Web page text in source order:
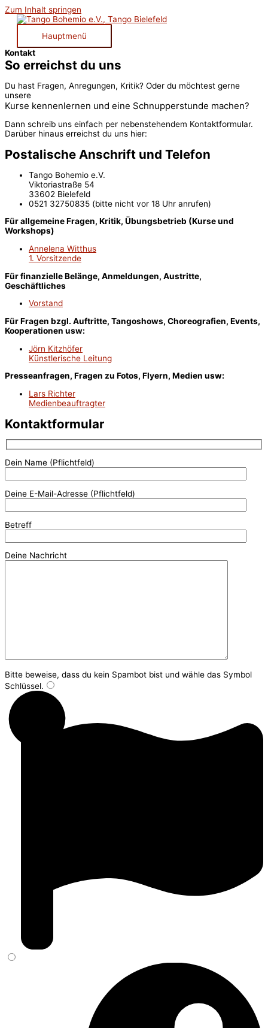
Zum Inhalt springen
Hauptmenü
Kontakt
So erreichst du uns
Du hast Fragen, Anregungen, Kritik? Oder du möchtest gerne
unsere
Kurse kennenlernen und eine Schnupperstunde machen?
Dann schreib uns einfach per nebenstehendem Kontaktformular.
Darüber hinaus erreichst du uns hier:
Postalische Anschrift und Telefon
Tango Bohemio e.V.
Viktoriastraße 54
33602 Bielefeld
0521 32750835 (bitte nicht vor 18 Uhr anrufen)
Für allgemeine Fragen, Kritik, Übungsbetrieb (Kurse und
Workshops)
Annelena Witthus
1. Vorsitzende
Für finanzielle Belänge, Anmeldungen, Austritte,
Geschäftliches
Vorstand
Für Fragen bzgl. Auftritte, Tangoshows, Choreografien, Events,
Kooperationen usw:
Jörn Kitzhöfer
Künstlerische Leitung
Presseanfragen, Fragen zu Fotos, Flyern, Medien usw:
Lars Richter
Medienbeauftragter
Kontaktformular
Dein Name (Pflichtfeld)
Deine E-Mail-Adresse (Pflichtfeld)
Betreff
Deine Nachricht
Bitte beweise, dass du kein Spambot bist und wähle das Symbol
Schlüssel.